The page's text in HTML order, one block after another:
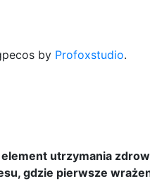
by Profoxstudio.
utrzymania
gdzie pierwsze